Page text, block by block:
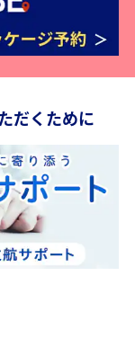
だくために